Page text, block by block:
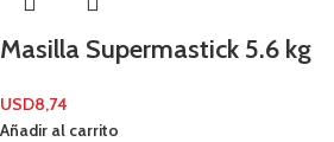
Masilla Supermastick 5.6 kg
USD8,74
Añadir al carrito